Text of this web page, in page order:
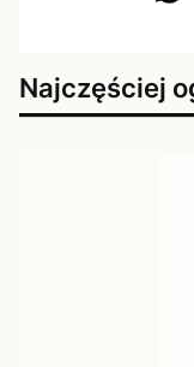
Najczęściej